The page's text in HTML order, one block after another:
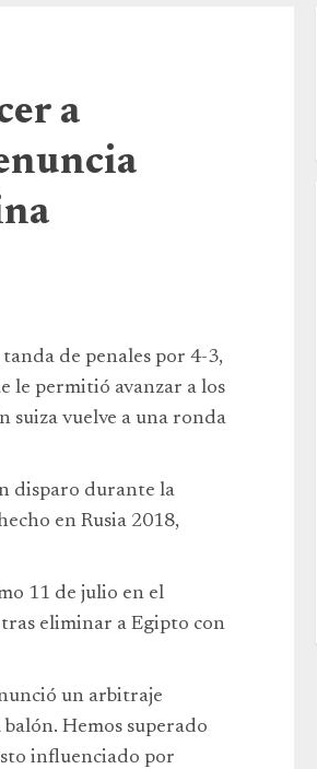
a
de penales por 4-3,
le permitió avanzar a los
suiza vuelve a una ronda
disparo durante la
en Rusia 2018,
11 de julio en el
eliminar a Egipto con
un arbitraje
Hemos superado
influenciado por